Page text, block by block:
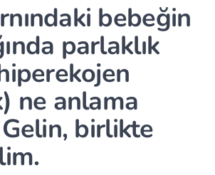
bebeğin
parlaklık
ne anlama
birlikte